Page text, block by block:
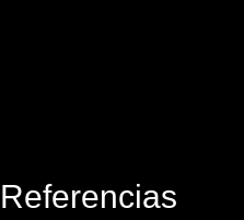
Referencias